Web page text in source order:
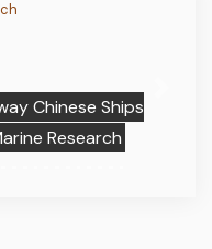
Chinese Ships
Research